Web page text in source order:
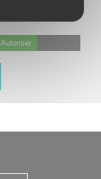
Autoriser